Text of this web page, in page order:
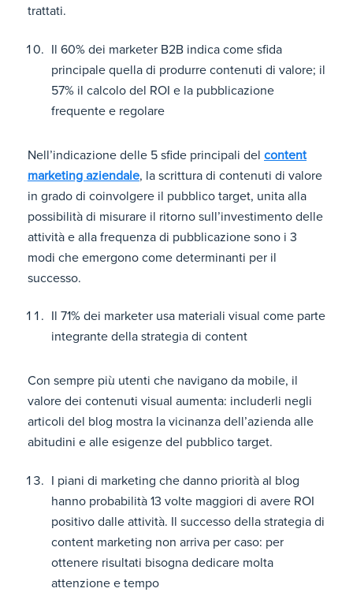
trattati.
Il 60% dei marketer B2B indica come sfida
principale quella di produrre contenuti di valore; il
57% il calcolo del ROI e la pubblicazione
frequente e regolare
Nell’indicazione delle 5 sfide principali del content
marketing aziendale, la scrittura di contenuti di valore
in grado di coinvolgere il pubblico target, unita alla
possibilità di misurare il ritorno sull’investimento delle
attività e alla frequenza di pubblicazione sono i 3
modi che emergono come determinanti per il
successo.
Il 71% dei marketer usa materiali visual come parte
integrante della strategia di content
Con sempre più utenti che navigano da mobile, il
valore dei contenuti visual aumenta: includerli negli
articoli del blog mostra la vicinanza dell’azienda alle
abitudini e alle esigenze del pubblico target.
I piani di marketing che danno priorità al blog
hanno probabilità 13 volte maggiori di avere ROI
positivo dalle attività. Il successo della strategia di
content marketing non arriva per caso: per
ottenere risultati bisogna dedicare molta
attenzione e tempo